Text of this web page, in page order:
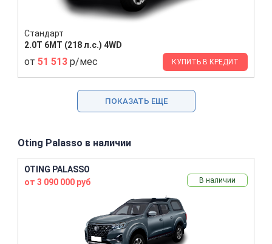
Стандарт
2.0T 6MT (218 л.с.) 4WD
от 51 513 р/мес КУПИТЬ В КРЕДИТ
ПОКАЗАТЬ ЕЩЕ
Oting Palasso в наличии
OTING PALASSO
от 3 090 000 руб
В наличии